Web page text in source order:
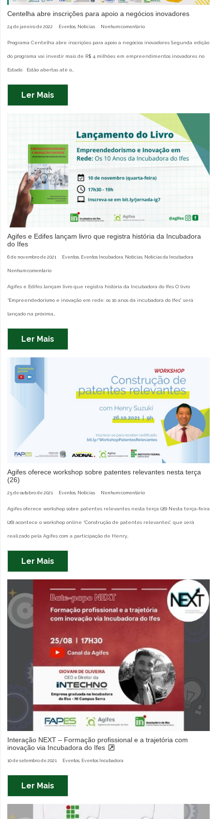
Centelha abre inscrições para apoio a negócios inovadores
24 de janeiro de 2022 Eventos, Notícias Nenhum comentário
Programa Centelha abre inscrições para apoio a negócios inovadores Segunda edição
do programa vai investir mais de R$ 4 milhões em empreendimentos inovadores no
Estado Estão abertas até o…
Ler Mais
Agifes e Edifes lançam livro que registra história da Incubadora
do Ifes
6 de novembro de 2021 Eventos, Eventos Incubadora, Notícias, Notícias da Incubadora
Nenhum comentário
Agifes e Edifes lançam livro que registra história da Incubadora do Ifes O livro
“Empreendedorismo e inovação em rede: os 10 anos da incubadora do Ifes” será
lançado na próxima…
Ler Mais
Agifes oferece workshop sobre patentes relevantes nesta terça
(26)
25 de outubro de 2021 Eventos, Notícias Nenhum comentário
Agifes oferece workshop sobre patentes relevantes nesta terça (26) Nesta terça-feira
(26) acontece o workshop online “Construção de patentes relevantes”, que será
realizado pela Agifes com a participação de Henry…
Ler Mais
Interação NEXT – Formação profissional e a trajetória com
inovação via Incubadora do Ifes
10 de setembro de 2021 Eventos Eventos Incubadora
Ler Mais